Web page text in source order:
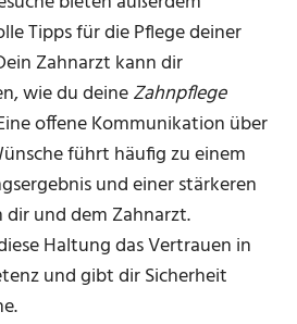
Tipps für die Pflege deiner
Zahnarzt kann dir
wie du deineZahnpflege
offene Kommunikation über
führt häufig zu einem
und einer stärkeren
dir und dem Zahnarzt.
Haltung das Vertrauen in
und gibt dir Sicherheit